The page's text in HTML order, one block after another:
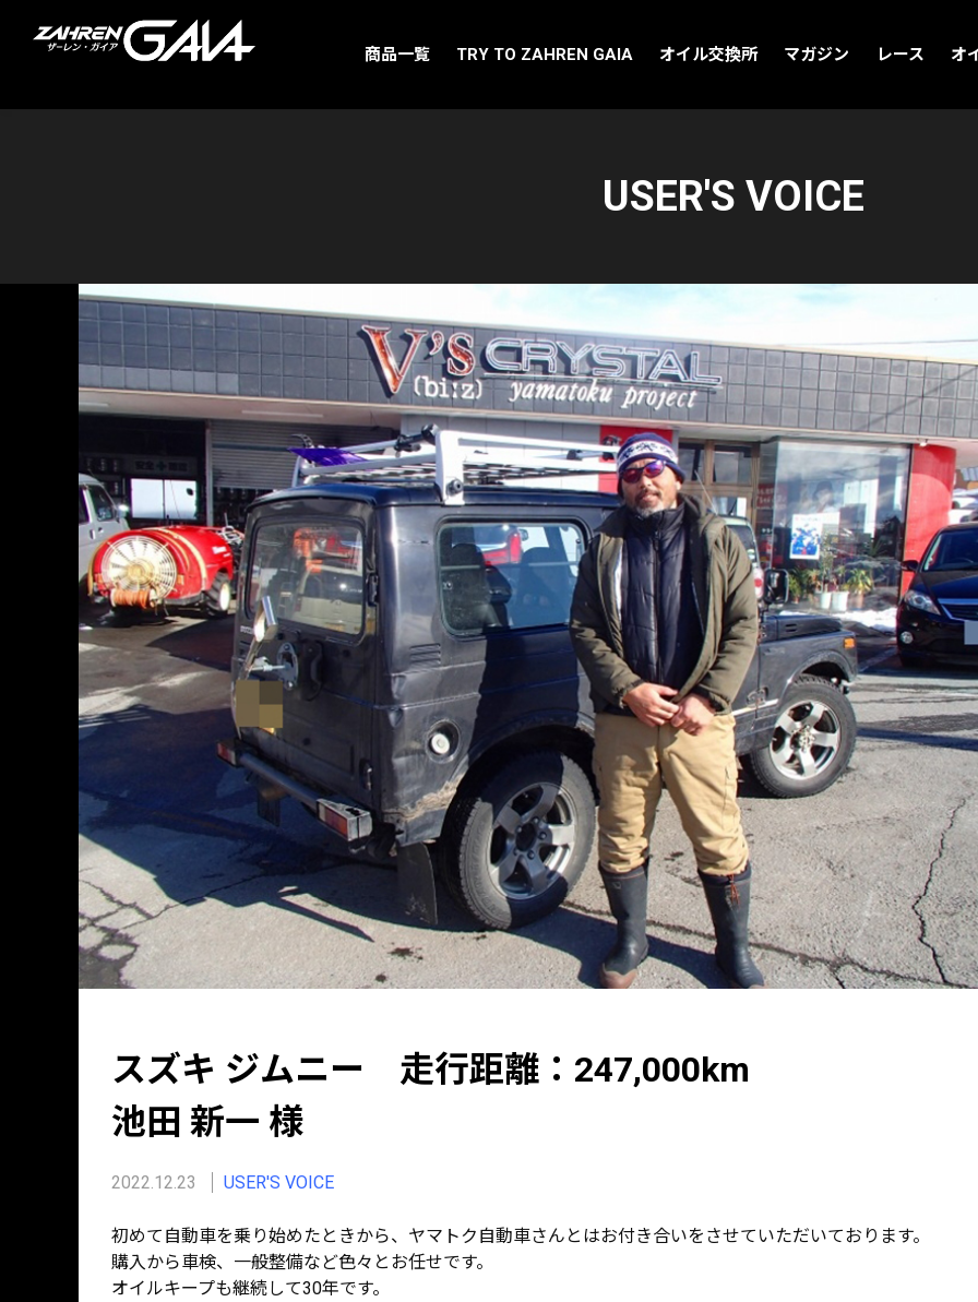
商品一覧 TRY TO ZAHREN GAIA オイル交換所 マガジン レース オ
USER'S VOICE
スズキ ジムニー 走行距離：247,000km
池田 新一 様
2022.12.23 USER'S VOICE
初めて自動車を乗り始めたときから、ヤマトク自動車さんとはお付き合いをさせていただいております。
購入から車検、一般整備など色々とお任せです。
オイルキープも継続して30年です。